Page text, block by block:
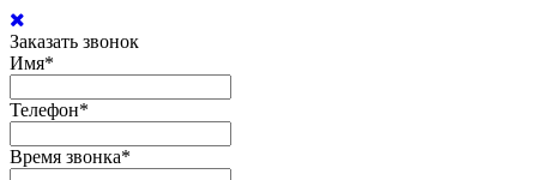
Заказать звонок
Имя*
Телефон*
Время звонка*